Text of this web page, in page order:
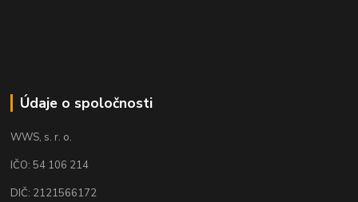
Údaje o spoločnosti
WWS, s. r. o.
IČO: 54 106 214
DIČ: 2121566172